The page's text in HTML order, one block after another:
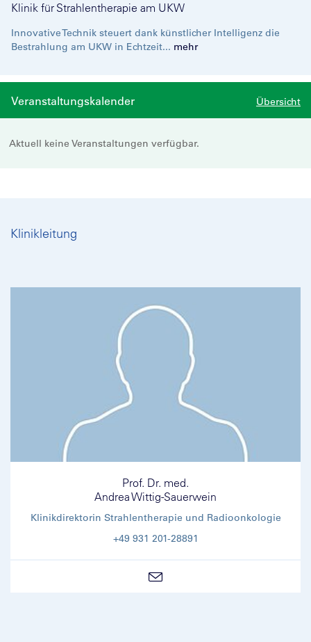
Klinik für Strahlentherapie am UKW
Innovative Technik steuert dank künstlicher Intelligenz die
Bestrahlung am UKW in Echtzeit... mehr
Veranstaltungskalender Übersicht
Aktuell keine Veranstaltungen verfügbar.
Klinikleitung
Prof. Dr. med.
Andrea Wittig-Sauerwein
Klinikdirektorin Strahlentherapie und Radioonkologie
+49 931 201-28891